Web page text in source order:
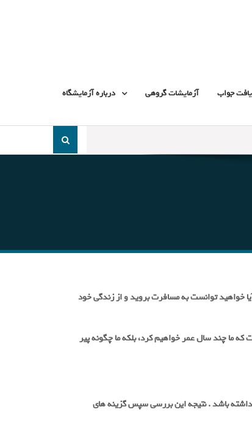
جواب آزمایشات گروهی درباره آزمایشگاه
جست
در چه وضعیتی قرار خواهید داشت؟ آیا خواهید توانست به مسافرت بروید و از زندگی خود
ما چند سال عمر خواهیم کرد، بلکه ما چگونه پیر
باشد . نتیجه این بررسی سپس گزینه های